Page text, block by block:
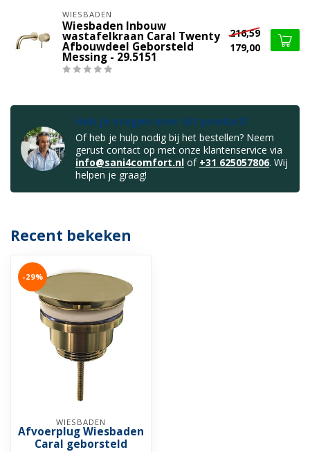
WIESBADEN
Wiesbaden Inbouw
wastafelkraan Caral Twenty
Afbouwdeel Geborsteld
Messing - 29.5151
216,59
179,00
Heb je vragen over dit product?
Of heb je hulp nodig bij het bestellen? Neem
gerust contact op met onze klantenservice via
info@sani4comfort.nl of +31 625057806. Wij
helpen je graag!
Recent bekeken
-29%
WIESBADEN
Afvoerplug Wiesbaden
Caral geborsteld